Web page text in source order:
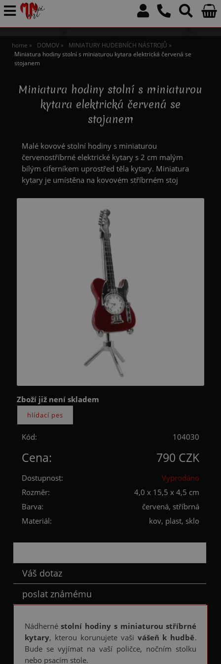
home DOMOV
MINIATURY HUDEBNÍCH NÁSTROJŮ
Miniatura hodiny stolní s miniaturou kytara elektrická červená se
stojanem
Miniatura hodiny stolní s miniaturou
kytara elektrická červená se
stojanem
Malé kovové stolní hodiny s miniaturou
červenostříbrné elektrické kytary s 2 cm malým
bílým ciferníkem uprostřed těla kytary. Miniatura
kytary je umístěna na kovovém stříbrném stoj
Zboží již není skladem
Kód: 104030
Cena: 790 CZK
Dostupnost:
Vyprodáno
Rozměr:
4,0 x 15,5 x 4,5 cm
Barva:
červená, stříbrná
Materiál:
kov, plast, sklo
Váš dotaz
poslat známému
Nádhernéstolní hodiny s miniaturou stříbrné
kytary, kterou korunujete vaši vášeň k hudbě.
Bude se vyjímat na vaší poličce, nočním stolku
nebo psacím stole.